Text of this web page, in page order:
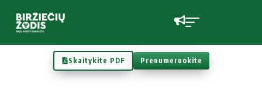
Skaitykite PDF Prenumeruokite